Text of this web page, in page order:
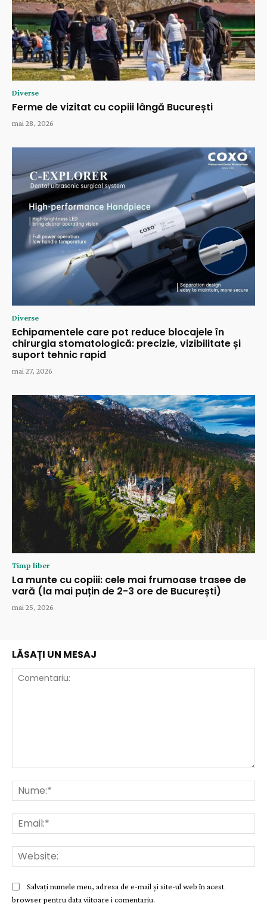
Diverse
Ferme de vizitat cu copiii lângă București
mai 28, 2026
Diverse
Echipamentele care pot reduce blocajele în
chirurgia stomatologică: precizie, vizibilitate și
suport tehnic rapid
mai 27, 2026
Timp liber
La munte cu copiii: cele mai frumoase trasee de
vară (la mai puțin de 2-3 ore de București)
mai 25, 2026
LĂSAȚI UN MESAJ
Salvați numele meu, adresa de e-mail și site-ul web în acest
browser pentru data viitoare i comentariu.